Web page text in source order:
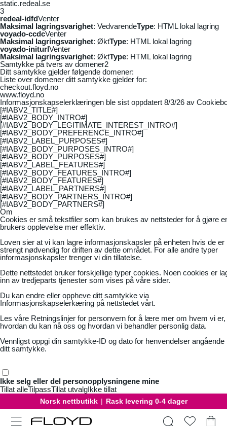
static.redeal.se
3
redeal-idfdVenter
Maksimal lagringsvarighet: VedvarendeType: HTML lokal lagring
voyado-ccdcVenter
Maksimal lagringsvarighet: ØktType: HTML lokal lagring
voyado-initurlVenter
Maksimal lagringsvarighet: ØktType: HTML lokal lagring
Samtykke på tvers av domener2
Ditt samtykke gjelder følgende domener:
Liste over domener ditt samtykke gjelder for:
checkout.floyd.no
www.floyd.no
Informasjonskapselerklæringen ble sist oppdatert 8/3/26 av
[#IABV2_TITLE#]
[#IABV2_BODY_INTRO#]
[#IABV2_BODY_LEGITIMATE_INTEREST_INTRO#]
[#IABV2_BODY_PREFERENCE_INTRO#]
[#IABV2_LABEL_PURPOSES#]
[#IABV2_BODY_PURPOSES_INTRO#]
[#IABV2_BODY_PURPOSES#]
[#IABV2_LABEL_FEATURES#]
[#IABV2_BODY_FEATURES_INTRO#]
[#IABV2_BODY_FEATURES#]
[#IABV2_LABEL_PARTNERS#]
[#IABV2_BODY_PARTNERS_INTRO#]
[#IABV2_BODY_PARTNERS#]
Om
Cookies er små tekstfiler som kan brukes av nettsteder for å gjøre
brukers opplevelse mer effektiv.
Loven sier at vi kan lagre informasjonskapsler på enheten hvis de er
strengt nødvendig for driften av dette området. For alle andre typer
informasjonskapsler trenger vi din tillatelse.
Dette nettstedet bruker forskjellige typer cookies. Noen cookies er
inn av tredjeparts tjenester som vises på våre sider.
Du kan endre eller oppheve ditt samtykke via
Informasjonskapselerkæring på nettstedet vårt.
Les våre Retningslinjer for personvern for å lære mer om hvem vi er,
hvordan du kan nå oss og hvordan vi behandler personlig data.
Vennligst oppgi din samtykke-ID og dato for henvendelser angående
ditt samtykke.
Ikke selg eller del personopplysningene mine
Tillat alleTilpassTillat utvalgIkke tillat
Norsk nettbutikk | Rask levering 0-4 dager